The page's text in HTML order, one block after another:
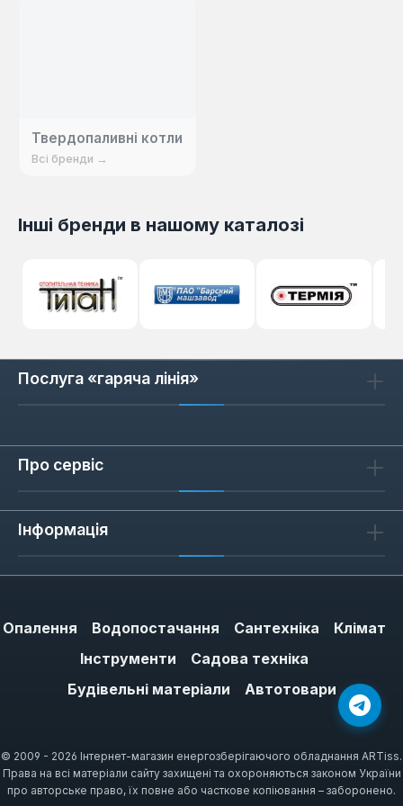
Твердопаливні котли
Всі бренди →
Інші бренди в нашому каталозі
Послуга «гаряча лінія»
Про сервіс
Інформація
Опалення Водопостачання Сантехніка
Клімат
Інструменти
Садова техніка
Будівельні матеріали
Автотовари
© 2009 - 2026 Інтернет-магазин енергозберігаючого обладнання ARTiss.
Права на всі матеріали сайту захищені та охороняються законом України
про авторське право, їх повне або часткове копіювання – заборонено.